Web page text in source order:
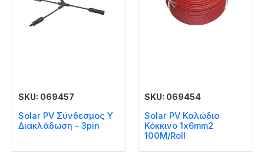
SKU: 069457
Solar PV Σύνδεσμος Y
Διακλάδωση – 3pin
SKU: 069454
Solar PV Καλώδιο
Κόκκινο 1x6mm2
100M/Roll